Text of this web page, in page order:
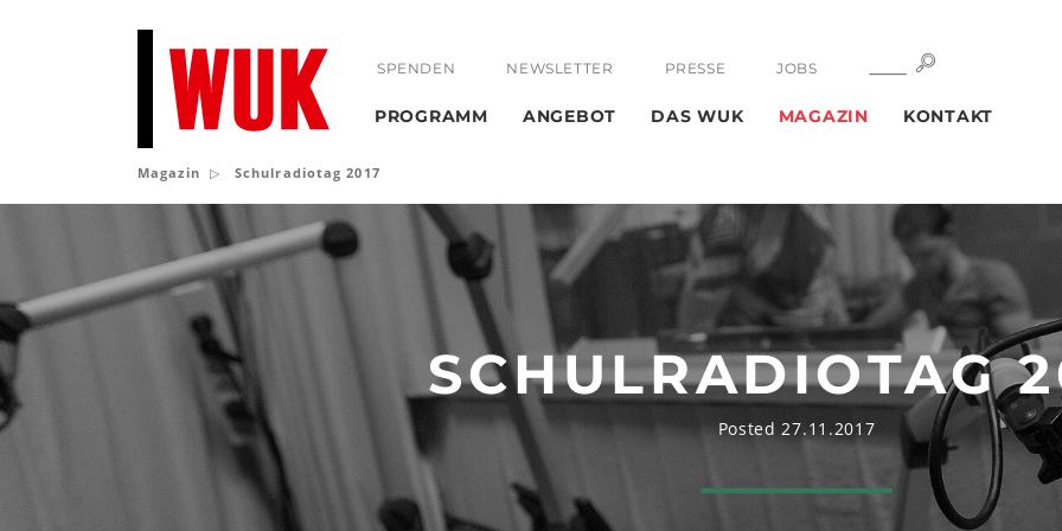
SPENDEN NEWSLETTER PRESSE JOBS SUCHE
PROGRAMM ANGEBOT DAS WUK MAGAZIN KONTAKT
Magazin Schulradiotag 2017
Schulradiotag
2017
SCHULRADIOTAG
Posted 27.11.2017